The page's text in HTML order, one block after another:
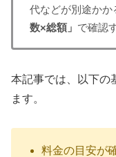
代などが別途かか
数×総額」 で確認
本記事では、以下の
ます。
料金の目安が